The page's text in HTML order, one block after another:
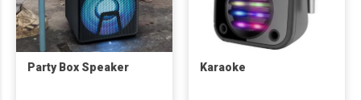
Party Box Speaker Karaoke